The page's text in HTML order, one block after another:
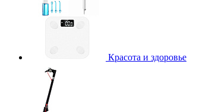
Красота и здоровье